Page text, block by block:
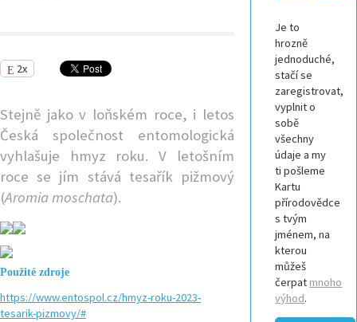
2x
Stejně jako v loňském roce, i letos
Česká společnost entomologická
vyhlašuje hmyz roku. V letošním
roce se jím stává tesařík pižmový
(Aromia moschata).
Použité zdroje
https://www.entospol.cz/hmyz-roku-2023-
tesarik-pizmovy/#
Je to
hrozně
jednoduché,
stačí se
zaregistrovat,
vyplnit o
sobě
všechny
údaje a my
ti pošleme
Kartu
přírodovědce
s tvým
jménem, na
kterou
můžeš
čerpat mnoho
výhod.